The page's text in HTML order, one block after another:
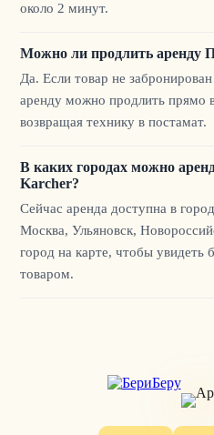
около 2 минут.
Можно ли продлить аренду
Да. Если товар не
аренду можно продлить прямо
возвращая технику в постамат.
В каких городах можно
Karcher?
Сейчас аренда доступна в
Москва, Ульяновск,
город на карте, чтобы
товаром.